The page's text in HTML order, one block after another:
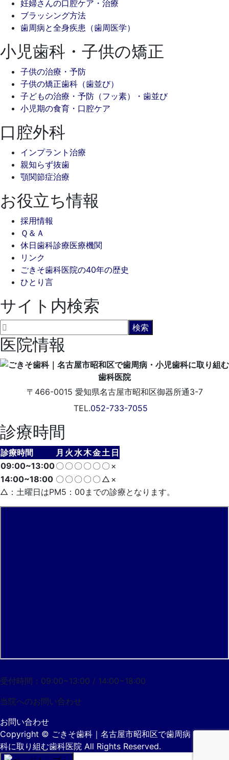
妊婦さんの口腔ケア・治療
ブラッシング方法
歯周病と全身疾患（歯周医学）
小児歯科・子供の矯正
子供の治療・予防
子供の矯正歯科（歯並び）
子どもの治療・予防（フッ素）・歯並び
小児期の食育・口腔ケア
口腔外科
インプラント治療
親知らず抜歯
顎関節症治療
お役立ち情報
採用情報
Ｑ＆Ａ
休日歯科診療医療機関
リンク
ごきそ歯科医院の40年の歴史
ひとり言
サイト内検索
医院情報
〒466-0015 愛知県名古屋市昭和区御器所通3-7
TEL.052-733-7055
診療時間
診療時間 月 火 水木金土 日
09:00~13:00〇 〇 〇 〇 〇 〇 ×
14:00~18:00 〇 〇 〇 〇 〇 △ ×
△：土曜日はPM5：00までの診療となります。
受付時間：09:00~13:00 / 14:00~18:00
当院へのお問い合わせ
お問い合わせ
Copyright © ごきそ歯科｜名古屋市昭和区で歯周病・小児歯
科に取り組む歯科医院 All Rights Reserved.